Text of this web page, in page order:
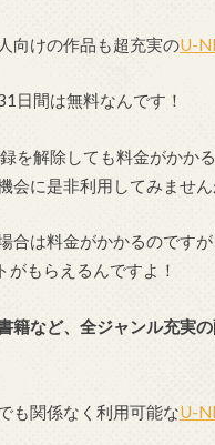
向けの作品も超充実のU-
日間は無料なんです！
を解除しても料金がかか
会に是非利用してみません
合は料金がかかるのです
もらえるんですよ！
籍など、全ジャンル充実
も関係なく利用可能なU-